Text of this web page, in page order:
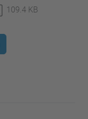
109.4 KB